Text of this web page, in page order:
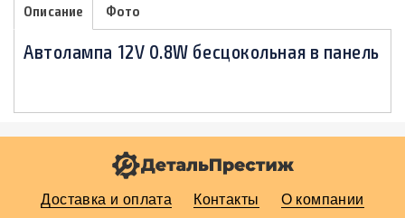
Описание Фото
Автолампа 12V 0.8W бесцокольная в панель
Доставка и оплата Контакты О компании